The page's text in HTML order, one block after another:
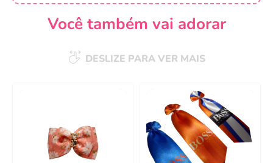
Você também vai adorar
DESLIZE PARA VER MAIS
Campanha lançada com
sucesso!